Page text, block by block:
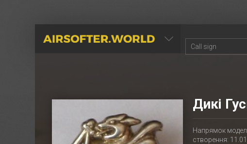
AIRSOFTER.WORLD
Дикі
Напрямок
створення: